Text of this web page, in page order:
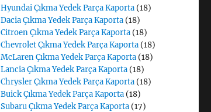
Hyundai Çıkma Yedek Parça Kaporta (18)
Dacia Çıkma Yedek Parça Kaporta (18)
Citroen Çıkma Yedek Parça Kaporta (18)
Chevrolet Çıkma Yedek Parça Kaporta (18)
McLaren Çıkma Yedek Parça Kaporta (18)
Lancia Çıkma Yedek Parça Kaporta (18)
Chrysler Çıkma Yedek Parça Kaporta (18)
Buick Çıkma Yedek Parça Kaporta (18)
Subaru Çıkma Yedek Parça Kaporta (17)